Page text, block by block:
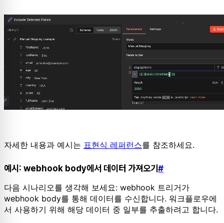
자세한 내용과 예시는 표현식 레퍼런스를 참조하세요.
예시: webhook body에서 데이터 가져오기 #
다음 시나리오를 생각해 보세요: webhook 트리거가
webhook body를 통해 데이터를 수신합니다. 워크플로우에
서 사용하기 위해 해당 데이터 중 일부를 추출하려고 합니다.